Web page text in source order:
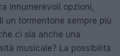
innumerevoli opzioni,
un tormentone sempre più
ci sia anche una
musicale? La possibilità